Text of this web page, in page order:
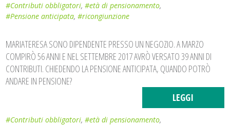
#Contributi obbligatori,#età di pensionamento,
#Pensione anticipata,#ricongiunzione
MARIATERESA SONO DIPENDENTE PRESSO UN NEGOZIO. A MARZO
COMPIRÒ 56 ANNI E NEL SETTEMBRE 2017 AVRÒ VERSATO 39 ANNI DI
CONTRIBUTI. CHIEDENDO LA PENSIONE ANTICIPATA, QUANDO POTRÒ
ANDARE IN PENSIONE?
LEGGI
#Contributi obbligatori,#età di pensionamento,